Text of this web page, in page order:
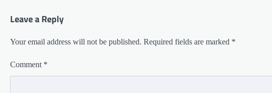
Leave a Reply
Your email address will not be published. Required fields are marked *
Comment *